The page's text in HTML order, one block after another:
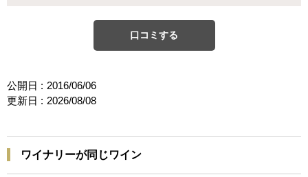
口コミする
公開日 : 2016/06/06
更新日 : 2026/08/08
ワイナリーが同じワイン